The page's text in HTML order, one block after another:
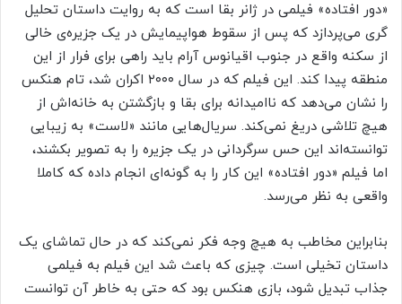
«دور افتاده» فیلمی در ژانر بقا است که به روایت داستان تحلیل
گری می‌پردازد که پس از سقوط هواپیمایش در یک جزیره‌ی خالی
از سکنه واقع در جنوب اقیانوس آرام باید راهی برای فرار از این
منطقه پیدا کند. این فیلم که در سال ۲۰۰۰ اکران شد، تام هنکس
را نشان می‌دهد که ناامیدانه برای بقا و بازگشتن به خانه‌اش از
هیچ تلاشی دریغ نمی‌کند. سریال‌هایی مانند «لاست» به زیبایی
توانسته‌اند این حس سرگردانی در یک جزیره را به تصویر بکشند،
اما فیلم «دور افتاده» این کار را به گونه‌ای انجام داده که کاملا
واقعی به نظر می‌رسد.
بنابراین مخاطب به هیچ وجه فکر نمی‌کند که در حال تماشای یک
داستان تخیلی است. چیزی که باعث شد این فیلم به فیلمی
جذاب تبدیل شود، بازی هنکس بود که حتی به خاطر آن توانست